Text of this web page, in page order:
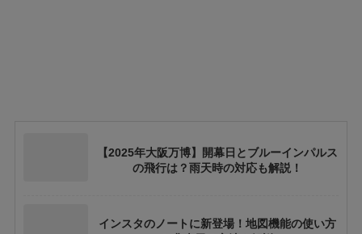
【2025年大阪万博】開幕日とブルーインパルス
の飛行は？雨天時の対応も解説！
インスタのノートに新登場！地図機能の使い方